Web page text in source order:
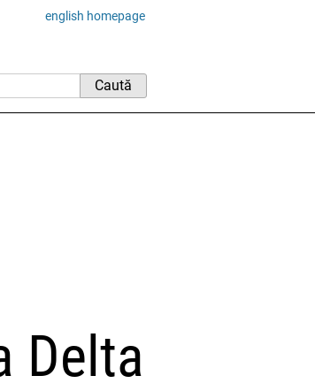
english homepage
Delta